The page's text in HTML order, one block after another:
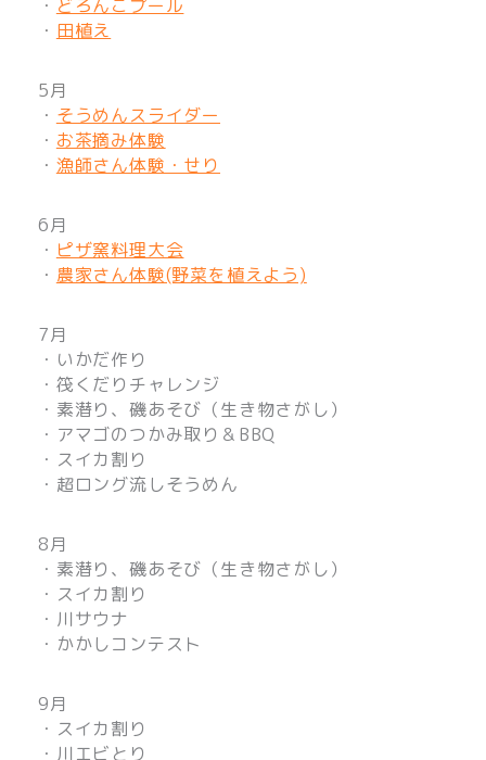
・ どろんこプール
・ 田植え
5月
・ そうめんスライダー
・ お茶摘み体験
・ 漁師さん体験・せり
6月
・ ピザ窯料理大会
・ 農家さん体験(野菜を植えよう)
7月
・いかだ作り
・筏くだりチャレンジ
・素潜り、磯あそび（生き物さがし）
・アマゴのつかみ取り＆BBQ
・スイカ割り
・超ロング流しそうめん
8月
・素潜り、磯あそび（生き物さがし）
・スイカ割り
・川サウナ
・かかしコンテスト
9月
・スイカ割り
・川エビとり